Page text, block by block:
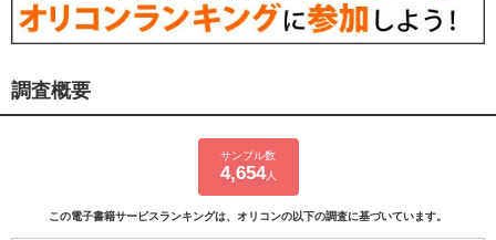
調査概要
サンプル数
4,654人
この電子書籍サービスランキングは、オリコンの以下の調査に基づいています。